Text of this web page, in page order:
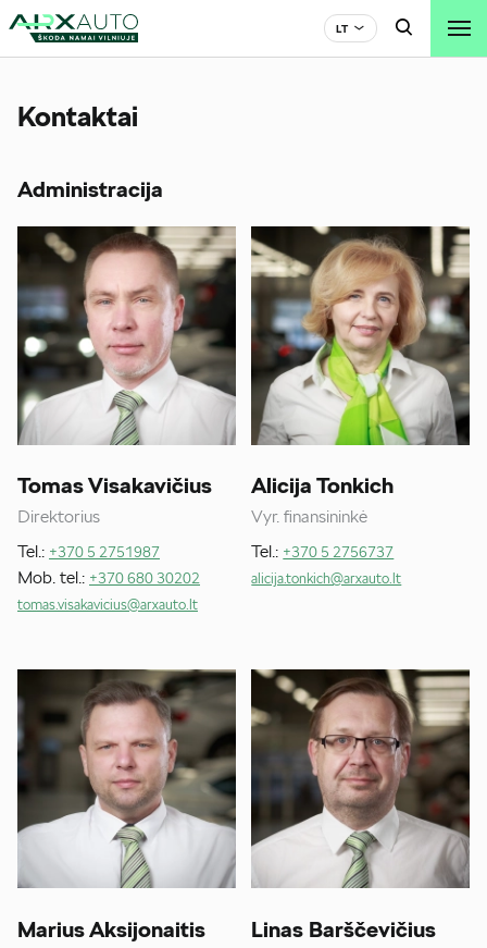
LT  
Kontaktai
Administracija
Tomas Visakavičius
Direktorius
Tel.: +370 5 2751987
Mob. tel.: +370 680 30202
tomas.visakavicius@arxauto.lt
Alicija Tonkich
Vyr. finansininkė
Tel.: +370 5 2756737
alicija.tonkich@arxauto.lt
Marius Aksijonaitis Linas Barščevičius